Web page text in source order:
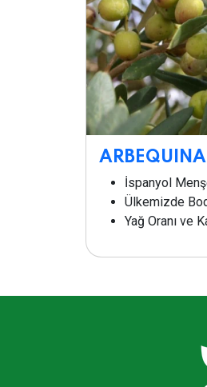
İspanyol
Ülkemizde
Yağ Oranı ve